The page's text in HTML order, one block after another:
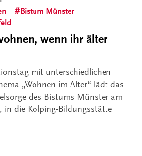
Bistum Münster
wenn ihr älter
mit unterschiedlichen
„Wohnen im Alter“ lädt das
des Bistums Münster am
in die Kolping-Bildungsstätte